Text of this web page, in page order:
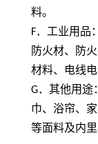
料。
F．工业用品
防火材、防
材料、电线电
G．其他用途
巾、浴帘、
等面料及内里